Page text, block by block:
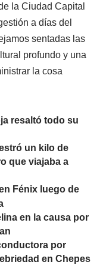
la Ciudad Capital
a días del
sentadas las
profundo y una
la cosa
resaltó todo su
un kilo de
que viajaba a
Fénix luego de
en la causa por
por
en Chepes